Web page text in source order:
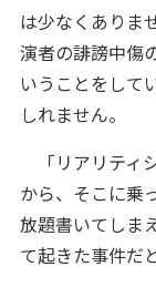
は少なくありま
演者の誹謗中傷
いうことをして
しれません。
「リアリティ
から、そこに乗
放題書いてしま
て起きた事件だ